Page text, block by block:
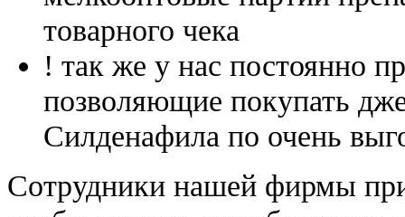
товарного чека
! так же у нас постоянно
позволяющие покупать
Силденафила по очень
Cотрудники нашей фирмы